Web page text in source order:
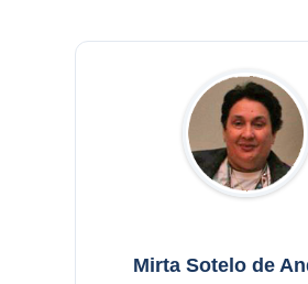
Mirta Sotelo de